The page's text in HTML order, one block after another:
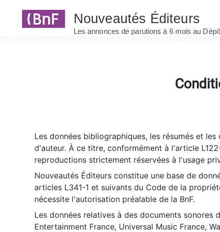
Les données bibliographiques, les résumés et
d'auteur. À ce titre, conformément à l'article
reproductions strictement réservées à l'usage
Nouveautés Éditeurs constitue une base de
articles L341-1 et suivants du Code de la
nécessite l'autorisation préalable de la BnF.
Les données relatives à des documents sonores
Entertainment France, Universal Music France,